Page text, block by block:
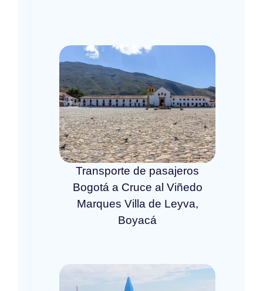
Transporte de pasajeros
Bogotá a Cruce al Viñedo
Marques Villa de Leyva,
Boyacá